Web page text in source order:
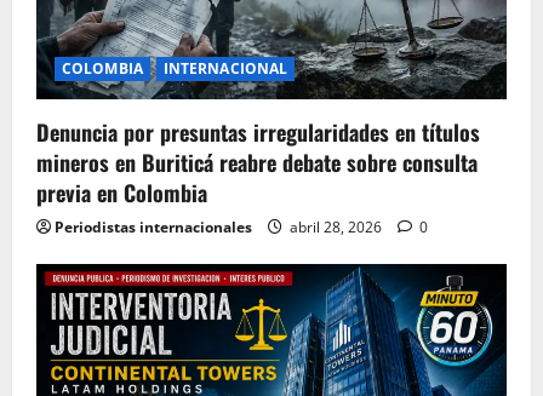
COLOMBIA INTERNACIONAL
Denuncia por presuntas irregularidades en títulos
mineros en Buriticá reabre debate sobre consulta
previa en Colombia
Periodistas internacionales abril 28, 2026 0